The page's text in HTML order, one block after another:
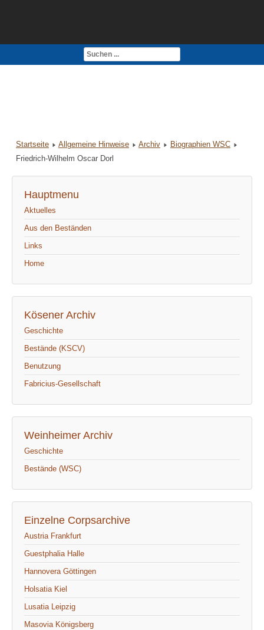
Impressum
Startseite Allgemeine Hinweise Archiv
Biographien WSC
Friedrich-Wilhelm Oscar Dorl
Hauptmenu
Aktuelles
Aus den Beständen
Links
Home
Kösener Archiv
Geschichte
Bestände (KSCV)
Benutzung
Fabricius-Gesellschaft
Weinheimer Archiv
Geschichte
Bestände (WSC)
Einzelne Corpsarchive
Austria Frankfurt
Guestphalia Halle
Hannovera Göttingen
Holsatia Kiel
Lusatia Leipzig
Masovia Königsberg